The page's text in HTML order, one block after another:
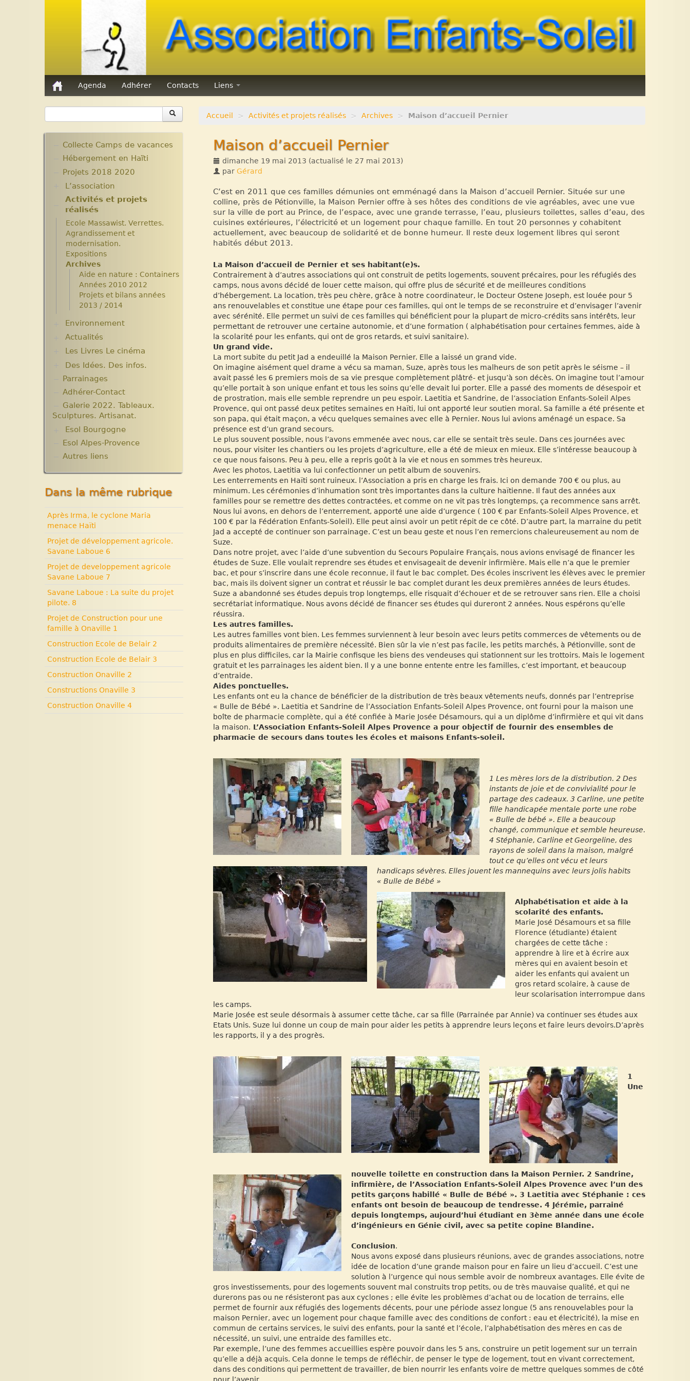
Agenda Adhérer Contacts Liens
Accueil > Activités et projets réalisés > Archives > Maison d’accueil Pernier
Maison d’accueil Pernier
dimanche 19 mai 2013 (actualisé le 27 mai 2013)
par Gérard
C’est en 2011 que ces familles démunies ont emménagé dans la Maison d’accueil Pernier. Située sur une
colline, près de Pétionville, la Maison Pernier offre à ses hôtes des conditions de vie agréables, avec une vue
sur la ville de port au Prince, de l’espace, avec une grande terrasse, l’eau, plusieurs toilettes, salles d’eau, des
cuisines extérieures, l’électricité et un logement pour chaque famille. En tout 20 personnes y cohabitent
actuellement, avec beaucoup de solidarité et de bonne humeur. Il reste deux logement libres qui seront
habités début 2013.
La Maison d’accueil de Pernier et ses habitant(e)s.
Contrairement à d’autres associations qui ont construit de petits logements, souvent précaires, pour les réfugiés des
camps, nous avons décidé de louer cette maison, qui offre plus de sécurité et de meilleures conditions
d’hébergement. La location, très peu chère, grâce à notre coordinateur, le Docteur Ostene Joseph, est louée pour 5
ans renouvelables et constitue une étape pour ces familles, qui ont le temps de se reconstruire et d’envisager l’avenir
avec sérénité. Elle permet un suivi de ces familles qui bénéficient pour la plupart de micro-crédits sans intérêts, leur
permettant de retrouver une certaine autonomie, et d’une formation ( alphabétisation pour certaines femmes, aide à
la scolarité pour les enfants, qui ont de gros retards, et suivi sanitaire).
Un grand vide.
La mort subite du petit Jad a endeuillé la Maison Pernier. Elle a laissé un grand vide.
On imagine aisément quel drame a vécu sa maman, Suze, après tous les malheurs de son petit après le séisme – il
avait passé les 6 premiers mois de sa vie presque complètement plâtré- et jusqu’à son décès. On imagine tout l’amour
qu’elle portait à son unique enfant et tous les soins qu’elle devait lui porter. Elle a passé des moments de désespoir et
de prostration, mais elle semble reprendre un peu espoir. Laetitia et Sandrine, de l’association Enfants-Soleil Alpes
Provence, qui ont passé deux petites semaines en Haïti, lui ont apporté leur soutien moral. Sa famille a été présente et
son papa, qui était maçon, a vécu quelques semaines avec elle à Pernier. Nous lui avions aménagé un espace. Sa
présence est d’un grand secours.
Le plus souvent possible, nous l’avons emmenée avec nous, car elle se sentait très seule. Dans ces journées avec
nous, pour visiter les chantiers ou les projets d’agriculture, elle a été de mieux en mieux. Elle s’intéresse beaucoup à
ce que nous faisons. Peu à peu, elle a repris goût à la vie et nous en sommes très heureux.
Avec les photos, Laetitia va lui confectionner un petit album de souvenirs.
Les enterrements en Haïti sont ruineux. l’Association a pris en charge les frais. Ici on demande 700 € ou plus, au
minimum. Les cérémonies d’inhumation sont très importantes dans la culture haïtienne. Il faut des années aux
familles pour se remettre des dettes contractées, et comme on ne vit pas très longtemps, ça recommence sans arrêt.
Nous lui avons, en dehors de l’enterrement, apporté une aide d’urgence ( 100 € par Enfants-Soleil Alpes Provence, et
100 € par la Fédération Enfants-Soleil). Elle peut ainsi avoir un petit répit de ce côté. D’autre part, la marraine du petit
Jad a accepté de continuer son parrainage. C’est un beau geste et nous l’en remercions chaleureusement au nom de
Suze.
Dans notre projet, avec l’aide d’une subvention du Secours Populaire Français, nous avions envisagé de financer les
études de Suze. Elle voulait reprendre ses études et envisageait de devenir infirmière. Mais elle n’a que le premier
bac, et pour s’inscrire dans une école reconnue, il faut le bac complet. Des écoles inscrivent les élèves avec le premier
bac, mais ils doivent signer un contrat et réussir le bac complet durant les deux premières années de leurs études.
Suze a abandonné ses études depuis trop longtemps, elle risquait d’échouer et de se retrouver sans rien. Elle a choisi
secrétariat informatique. Nous avons décidé de financer ses études qui dureront 2 années. Nous espérons qu’elle
réussira.
Les autres familles.
Les autres familles vont bien. Les femmes surviennent à leur besoin avec leurs petits commerces de vêtements ou de
produits alimentaires de première nécessité. Bien sûr la vie n’est pas facile, les petits marchés, à Pétionville, sont de
plus en plus difficiles, car la Mairie confisque les biens des vendeuses qui stationnent sur les trottoirs. Mais le logement
gratuit et les parrainages les aident bien. Il y a une bonne entente entre les familles, c’est important, et beaucoup
d’entraide.
Aides ponctuelles.
Les enfants ont eu la chance de bénéficier de la distribution de très beaux vêtements neufs, donnés par l’entreprise
« Bulle de Bébé ». Laetitia et Sandrine de l’Association Enfants-Soleil Alpes Provence, ont fourni pour la maison une
boîte de pharmacie complète, qui a été confiée à Marie Josée Désamours, qui a un diplôme d’infirmière et qui vit dans
la maison. L’Association Enfants-Soleil Alpes Provence a pour objectif de fournir des ensembles de
pharmacie de secours dans toutes les écoles et maisons Enfants-soleil.
1 Les mères lors de la distribution. 2 Des
instants de joie et de convivialité pour le
partage des cadeaux. 3 Carline, une petite
fille handicapée mentale porte une robe
« Bulle de bébé ». Elle a beaucoup
changé, communique et semble heureuse.
4 Stéphanie, Carline et Georgeline, des
rayons de soleil dans la maison, malgré
tout ce qu’elles ont vécu et leurs
handicaps sévères. Elles jouent les mannequins avec leurs jolis habits
« Bulle de Bébé »
Alphabétisation et aide à la
scolarité des enfants.
Marie José Désamours et sa fille
Florence (étudiante) étaient
chargées de cette tâche :
apprendre à lire et à écrire aux
mères qui en avaient besoin et
aider les enfants qui avaient un
gros retard scolaire, à cause de
leur scolarisation interrompue dans
les camps.
Marie Josée est seule désormais à assumer cette tâche, car sa fille (Parrainée par Annie) va continuer ses études aux
Etats Unis. Suze lui donne un coup de main pour aider les petits à apprendre leurs leçons et faire leurs devoirs.D’après
les rapports, il y a des progrès.
1
Une
nouvelle toilette en construction dans la Maison Pernier. 2 Sandrine,
infirmière, de l’Association Enfants-Soleil Alpes Provence avec l’un des
petits garçons habillé « Bulle de Bébé ». 3 Laetitia avec Stéphanie : ces
enfants ont besoin de beaucoup de tendresse. 4 Jérémie, parrainé
depuis longtemps, aujourd’hui étudiant en 3ème année dans une école
d’ingénieurs en Génie civil, avec sa petite copine Blandine.
Conclusion.
Nous avons exposé dans plusieurs réunions, avec de grandes associations, notre
idée de location d’une grande maison pour en faire un lieu d’accueil. C’est une
solution à l’urgence qui nous semble avoir de nombreux avantages. Elle évite de
gros investissements, pour des logements souvent mal construits trop petits, ou de très mauvaise qualité, et qui ne
durerons pas ou ne résisteront pas aux cyclones ; elle évite les problèmes d’achat ou de location de terrains, elle
permet de fournir aux réfugiés des logements décents, pour une période assez longue (5 ans renouvelables pour la
maison Pernier, avec un logement pour chaque famille avec des conditions de confort : eau et électricité), la mise en
commun de certains services, le suivi des enfants, pour la santé et l’école, l’alphabétisation des mères en cas de
nécessité, un suivi, une entraide des familles etc.
Par exemple, l’une des femmes accueillies espère pouvoir dans les 5 ans, construire un petit logement sur un terrain
qu’elle a déjà acquis. Cela donne le temps de réfléchir, de penser le type de logement, tout en vivant correctement,
dans des conditions qui permettent de travailler, de bien nourrir les enfants voire de mettre quelques sommes de côté
Collecte Camps de vacances
Hébergement en Haïti
Projets 2018 2020
L’association
Assemblées Générales
Nos partenaires.
Activités et projets
réalisés
Ecole Massawist. Verrettes.
Agrandissement et
modernisation.
Expositions
Archives
Aide en nature : Containers
Années 2010 2012
Projets et bilans années
2013 / 2014
Environnement
Plantes pour Haïti
Solidarité et environnement
Actualités
Chroniques du séjour Août
2017
2016
Chroniques du Voyage Février
Mars 2017
Les micro-crédits
Les Livres Le cinéma
Critiques et notes de lecture
Des Idées. Des infos.
Changer le monde. Réflexions
sur l’aide internationale. 5
Informations techniques et
administratives
Lutter contre l’extrême
pauvreté. Victimes et
Solidarité internationale.
Autour d’Haïti.
années terribles. Cité
Histoire d’Haïti. Histoire et
Vaudou.
Parrainages
Adhérer-Contact
Galerie 2022. Tableaux.
Sculptures. Artisanat.
Esol Bourgogne
ACTUALITES
Archives
Esol Alpes-Provence
Autres liens
Dans la même rubrique
Après Irma, le cyclone Maria
menace Haïti
Projet de développement agricole.
Savane Laboue 6
Projet de developpement agricole
Savane Laboue 7
Savane Laboue : La suite du projet
pilote. 8
Projet de Construction pour une
famille à Onaville 1
Construction Ecole de Belair 2
Construction Ecole de Belair 3
Construction Onaville 2
Constructions Onaville 3
Construction Onaville 4